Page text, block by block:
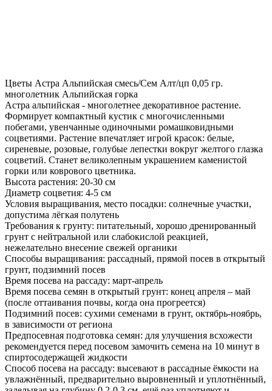
Цветы Астра Альпийская смесь/Сем Алт/цп 0,05 гр.
многолетник Альпийская горка
Астра альпийская - многолетнее декоративное растение.
Формирует компактный кустик с многочисленными
побегами, увенчанные одиночными ромашковидными
соцветиями. Растение впечатляет игрой красок: белые,
сиреневые, розовые, голубые лепестки вокруг желтого глазка
соцветий. Станет великолепным украшением каменистой
горки или коврового цветника.
Высота растения: 20-30 см
Диаметр соцветия: 4-5 см
Условия выращивания, место посадки: солнечные участки,
допустима лёгкая полутень
Требования к грунту: питательный, хорошо дренированный
грунт с нейтральной или слабокислой реакцией,
нежелательно внесение свежей органики
Способы выращивания: рассадный, прямой посев в открытый
грунт, подзимний посев
Время посева на рассаду: март-апрель
Время посева семян в открытый грунт: конец апреля – май
(после оттаивания почвы, когда она прогреется)
Подзимний посев: сухими семенами в грунт, октябрь-ноябрь,
в зависимости от региона
Предпосевная подготовка семян: для улучшения всхожести
рекомендуется перед посевом замочить семена на 10 минут в
спиртосодержащей жидкости
Способ посева на рассаду: высевают в рассадные ёмкости на
увлажнённый, предварительно выровненный и уплотнённый,